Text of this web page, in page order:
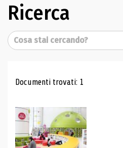
Ricerca
Cerca
Risultati di
Documenti trovati: 1